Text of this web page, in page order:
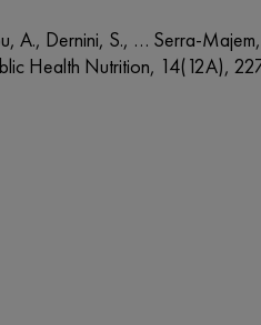
A., Dernini, S., … Serra-
Health Nutrition, 14(12A),